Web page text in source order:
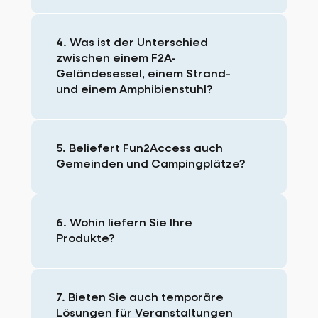
4. Was ist der Unterschied
zwischen einem F2A-
Geländesessel, einem Strand-
und einem Amphibienstuhl?
5. Beliefert Fun2Access auch
Gemeinden und Campingplätze?
6. Wohin liefern Sie Ihre
Produkte?
7. Bieten Sie auch temporäre
Lösungen für Veranstaltungen